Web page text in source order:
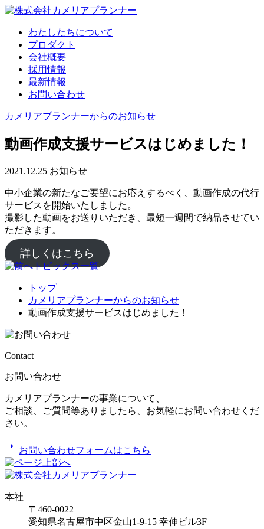
わたしたちについて
プロダクト
会社概要
採用情報
最新情報
お問い合わせ
カメリアプランナーからのお知らせ
動画作成支援サービスはじめました！
2021.12.25 お知らせ
中小企業の新たなご要望にお応えするべく、動画作成の代行
サービスを開始いたしました。
撮影した動画をお送りいただき、最短一週間で納品させてい
ただきます。
詳しくはこちら
トピックス一覧
トップ
カメリアプランナーからのお知らせ
動画作成支援サービスはじめました！
Contact
お問い合わせ
カメリアプランナーの事業について、
ご相談、ご質問等ありましたら、お気軽にお問い合わせくだ
さい。
arrow_right お問い合わせフォームはこちら
本社
〒460-0022
愛知県名古屋市中区金山1-9-15 幸伸ビル3F